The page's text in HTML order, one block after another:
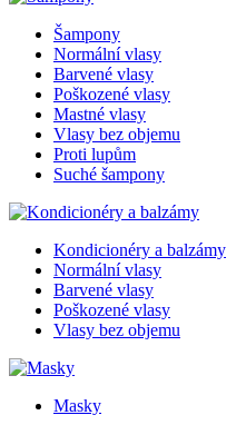
Šampony
Normální vlasy
Barvené vlasy
Poškozené vlasy
Mastné vlasy
Vlasy bez objemu
Proti lupům
Suché šampony
Kondicionéry a balzámy
Normální vlasy
Barvené vlasy
Poškozené vlasy
Vlasy bez objemu
Masky